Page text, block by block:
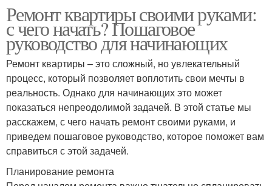
Ремонт квартиры своими руками:
с чего начать? Пошаговое
руководство для начинающих
Ремонт квартиры – это сложный, но увлекательный
процесс, который позволяет воплотить свои мечты в
реальность. Однако для начинающих это может
показаться непреодолимой задачей. В этой статье мы
расскажем, с чего начать ремонт своими руками, и
приведем пошаговое руководство, которое поможет вам
справиться с этой задачей.
Планирование ремонта